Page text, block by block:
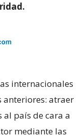
internacionales
anteriores: atraer
al país de cara a
mediante las